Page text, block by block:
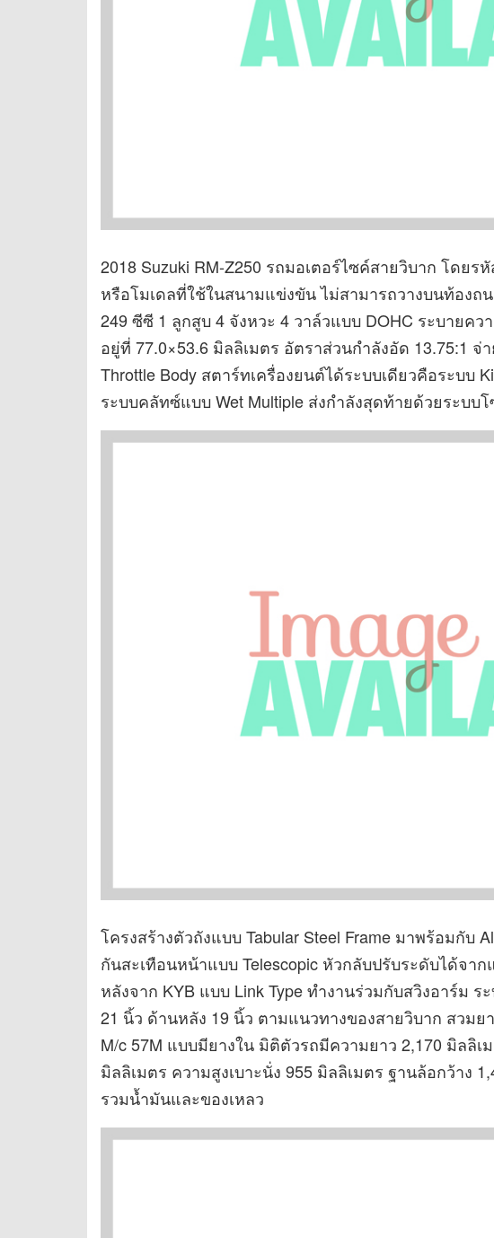
2018 Suzuki RM-Z250 รถมอเตอร์ไซค์สายวิบาก โดย
หรือโมเดลที่ใช้ในสนามแข่งขัน ไม่สามารถวางบนท้อง
249 ซีซี 1 ลูกสูบ 4 จังหวะ 4 วาล์วแบบ DOHC ระบายค
อยู่ที่ 77.0×53.6 มิลลิเมตร อัตราส่วนกำลังอัด 13.75:1 จ่
Throttle Body สตาร์ทเครื่องยนต์ได้ระบบเดียวคือระบบ
ระบบคลัทซ์แบบ Wet Multiple ส่งกำลังสุดท้ายด้วยระบบ
โครงสร้างตัวถังแบบ Tabular Steel Frame มาพร้อมกับ
กันสะเทือนหน้าแบบ Telescopic หัวกลับปรับระดับได้จา
หลังจาก KYB แบบ Link Type ทำงานร่วมกับสวิงอาร์ม
21 นิ้ว ด้านหลัง 19 นิ้ว ตามแนวทางของสายวิบาก สวมย
M/c 57M แบบมียางใน มิติตัวรถมีความยาว 2,170 มิลลิเ
มิลลิเมตร ความสูงเบาะนั่ง 955 มิลลิเมตร ฐานล้อกว้าง
รวมน้ำมันและของเหลว